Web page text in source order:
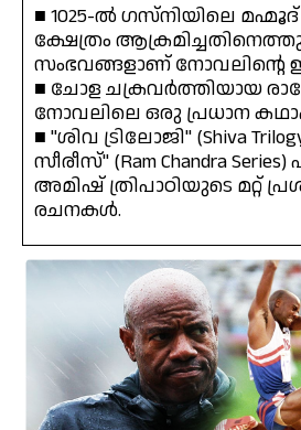
■ 1025-ൽ ഗസ്നിയിലെ
ക്ഷേത്രം
സംഭവങ്ങളാണ് നോവലിൻ്റെ
■ ചോള ചക്രവർത്തിയായ
നോവലിലെ ഒരു പ്രധാന
■ "ശിവ ട്രിലോജി" (Shiva
സീരീസ്" (Ram Chandra
അമിഷ് ത്രിപാഠിയുടെ മറ്റ്
രചനകൾ.